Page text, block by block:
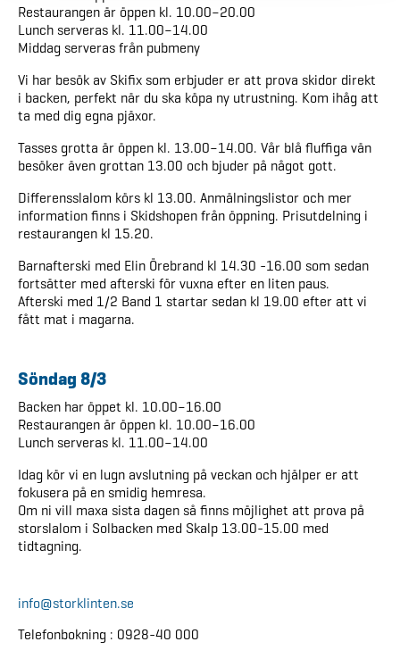
Restaurangen är öppen kl. 10.00–20.00
Lunch serveras kl. 11.00–14.00
Middag serveras från pubmeny
Vi har besök av Skifix som erbjuder er att prova skidor direkt
i backen, perfekt när du ska köpa ny utrustning. Kom ihåg att
ta med dig egna pjäxor.
Tasses grotta är öppen kl. 13.00–14.00. Vår blå fluffiga vän
besöker även grottan 13.00 och bjuder på något gott.
Differensslalom körs kl 13.00. Anmälningslistor och mer
information finns i Skidshopen från öppning. Prisutdelning i
restaurangen kl 15.20.
Barnafterski med Elin Örebrand kl 14.30 -16.00 som sedan
fortsätter med afterski för vuxna efter en liten paus.
Afterski med 1/2 Band 1 startar sedan kl 19.00 efter att vi
fått mat i magarna.
Söndag 8/3
Backen har öppet kl. 10.00–16.00
Restaurangen är öppen kl. 10.00–16.00
Lunch serveras kl. 11.00–14.00
Idag kör vi en lugn avslutning på veckan och hjälper er att
fokusera på en smidig hemresa.
Om ni vill maxa sista dagen så finns möjlighet att prova på
storslalom i Solbacken med Skalp 13.00-15.00 med
tidtagning.
info@storklinten.se
Telefonbokning : 0928-40 000